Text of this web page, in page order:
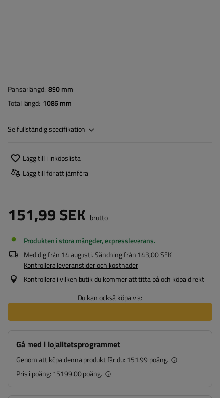
Pansarlängd 890 mm
Total längd 1086 mm
Se fullständig specifikation
Lägg till i inköpslista
Lägg till för att jämföra
151,99 SEK brutto
Produkten i stora mängder, expressleverans
Med dig från 14 augusti. Sändning från 143,00 SEK
Kontrollera leveranstider och kostnader
Kontrollera i vilken butik du kommer att titta på och köpa direkt
Du kan också köpa via:
Gå med i lojalitetsprogrammet
Genom att köpa denna produkt får du: 151.99 poäng.
Pris i poäng: 15199.00 poäng.